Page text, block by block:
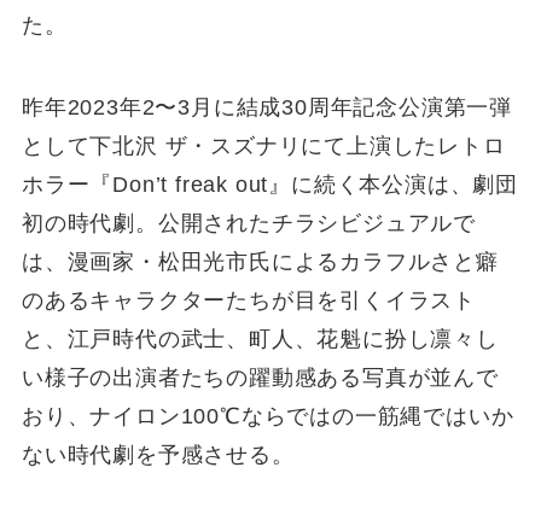
た。
昨年2023年2〜3月に結成30周年記念公演第一弾
として下北沢 ザ・スズナリにて上演したレトロ
ホラー『Don’t freak out』に続く本公演は、劇団
初の時代劇。公開されたチラシビジュアルで
は、漫画家・松田光市氏によるカラフルさと癖
のあるキャラクターたちが目を引くイラスト
と、江戸時代の武士、町人、花魁に扮し凛々し
い様子の出演者たちの躍動感ある写真が並んで
おり、ナイロン100℃ならではの一筋縄ではいか
ない時代劇を予感させる。